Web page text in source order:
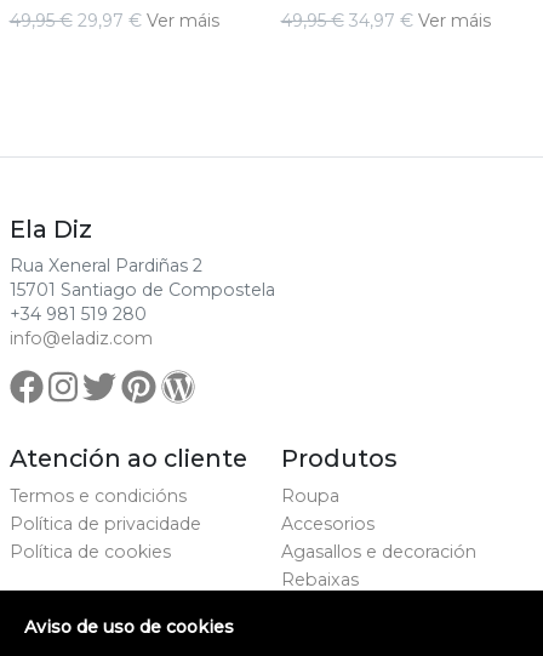
49,95 € 29,97 € Ver máis 49,95 € 34,97 € Ver máis
Ela Diz
Rua Xeneral Pardiñas 2
15701 Santiago de Compostela
+34 981 519 280
info@eladiz.com
Atención ao cliente
Termos e condicións
Política de privacidade
Política de cookies
Produtos
Roupa
Accesorios
Agasallos e decoración
Rebaixas
Aviso de uso de cookies